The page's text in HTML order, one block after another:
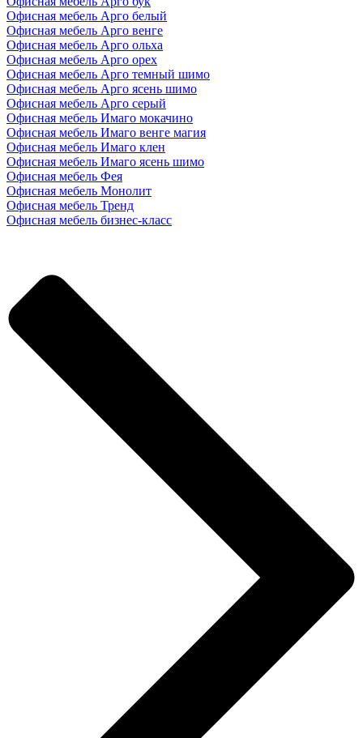
Офисная мебель Арго белый
Офисная мебель Арго венге
Офисная мебель Арго ольха
Офисная мебель Арго орех
Офисная мебель Арго темный шимо
Офисная мебель Арго ясень шимо
Офисная мебель Арго серый
Офисная мебель Имаго мокачино
Офисная мебель Имаго венге магия
Офисная мебель Имаго клен
Офисная мебель Имаго ясень шимо
Офисная мебель Фея
Офисная мебель Монолит
Офисная мебель Тренд
Офисная мебель бизнес-класс